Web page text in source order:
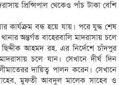
প্রিন্সিপাল থেকেও পাঁচ টাকা বেশি
কার্যক্রম বন্ধ হয়ে যায়। পরে যুদ্ধ শেষ
অন্তর্গত বাহেরবালি মাদরাসায় চলে
আহমদ রহ. এর নির্দেশে চাঁদপুর
চলে যান। সেখানে দীর্ঘ দিন
দায়িত্ব পালন করেন। সেখানে
মুফতী আবদুল মালেক সাহেব ও